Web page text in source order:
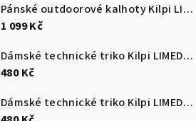
Pánské outdoorové kalhoty Kilpi LIGNE-M
1 099 Kč
Dámské technické triko Kilpi LIMED-W
480 Kč
Dámské technické triko Kilpi LIMED-W